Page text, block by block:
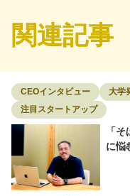
関連記事
CEOインタビュー
大学
注目スタートアップ
「
に悩